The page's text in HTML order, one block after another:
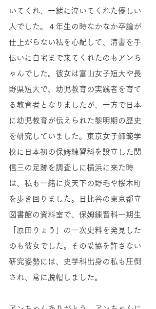
いてくれ、一緒に泣いてくれた優しい
人でした。４年生の時なかなか卒論が
仕上がらない私を心配して、清書を手
伝いに自宅まで来てくれたのもアンち
ゃんでした。彼女は富山女子短大や長
野県短大で、幼児教育の実践者を育て
る教育者となりましたが、一方で日本
に幼児教育が伝えられた黎明期の歴史
を研究していました。東京女子師範学
校に日本初の保姆練習科を設立した関
信三の足跡を調査しに横浜に来た時
は、私も一緒に炎天下の野毛や桜木町
を歩き回りました。日比谷の東京都立
図書館の資料室で、保姆練習科一期生
「原田りょう」の一次史料を発見した
のも彼女でした。その妥協を許さない
研究姿勢には、史学科出身の私も圧倒
され、常に脱帽しました。